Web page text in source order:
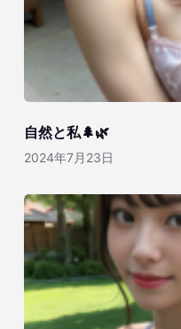
自然と私🌲🌿
2024年7月23日